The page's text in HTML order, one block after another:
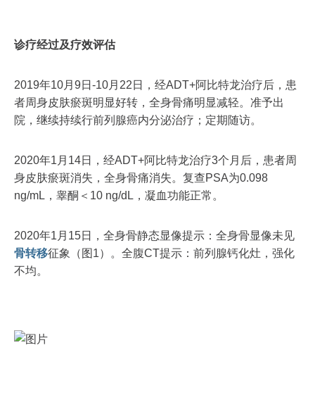
诊疗经过及疗效评估
2019年10月9日-10月22日，经ADT+阿比特龙治疗后，患
者周身皮肤瘀斑明显好转，全身骨痛明显减轻。准予出
院，继续持续行前列腺癌内分泌治疗；定期随访。
2020年1月14日，经ADT+阿比特龙治疗3个月后，患者周
身皮肤瘀斑消失，全身骨痛消失。复查PSA为0.098
ng/mL，睾酮＜10 ng/dL，凝血功能正常。
2020年1月15日，全身骨静态显像提示：全身骨显像未见
骨转移征象（图1）。全腹CT提示：前列腺钙化灶，强化
不均。